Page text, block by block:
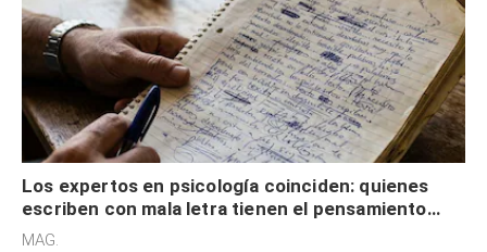
Los expertos en psicología coinciden: quienes
escriben con mala letra tienen el pensamiento
acelerado y no lo hacen por desinterés
MAG.